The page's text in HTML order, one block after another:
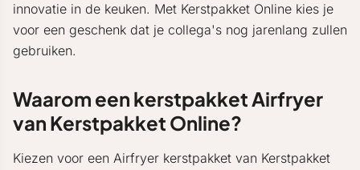
innovatie in de keuken. Met Kerstpakket Online kies je
voor een geschenk dat je collega's nog jarenlang zullen
gebruiken.
Waarom een kerstpakket Airfryer
van Kerstpakket Online?
Kiezen voor een Airfryer kerstpakket van Kerstpakket